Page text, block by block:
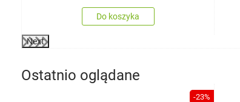
Do koszyka
Next
Ostatnio oglądane
-23%